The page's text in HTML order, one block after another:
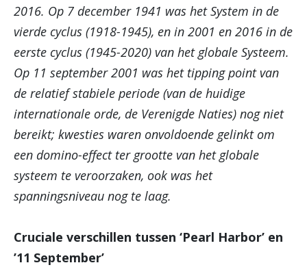
2016. Op 7 december 1941 was het System in de
vierde cyclus (1918-1945), en in 2001 en 2016 in de
eerste cyclus (1945-2020) van het globale Systeem.
Op 11 september 2001 was het tipping point van
de relatief stabiele periode (van de huidige
internationale orde, de Verenigde Naties) nog niet
bereikt; kwesties waren onvoldoende gelinkt om
een domino-effect ter grootte van het globale
systeem te veroorzaken, ook was het
spanningsniveau nog te laag.
Cruciale verschillen tussen ‘Pearl Harbor’ en
’11 September’